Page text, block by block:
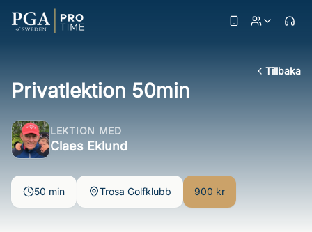
Tillbaka
Privatlektion 50min
LEKTION MED
Claes Eklund
50 min Trosa Golfklubb 900 kr